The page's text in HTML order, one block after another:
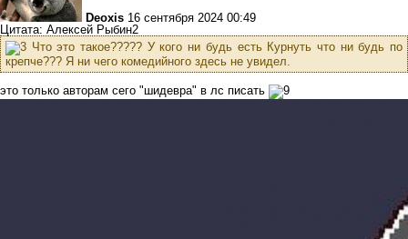
Deoxis 16 сентября 2024 00:49
Цитата: Алексей Рыбин2
Что это такое????? У кого ни будь есть Курнуть что ни будь по
крепче??? Я ни чего комедийного здесь не увидел.
это только авторам сего "шидевра" в лс писать